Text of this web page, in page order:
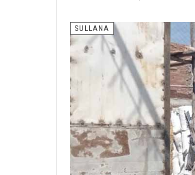
SULLANA